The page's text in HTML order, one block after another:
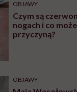
Przypadkowo
serca. „To
jaka mi się
OBJAWY